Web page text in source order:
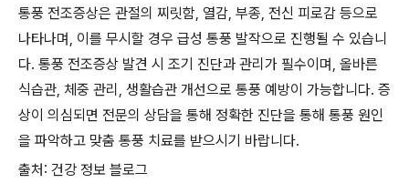
통풍 전조증상은 관절의 찌릿함, 열감, 부종, 전신 피로감 등으로
나타나며, 이를 무시할 경우 급성 통풍 발작으로 진행될 수 있습니
다. 통풍 전조증상 발견 시 조기 진단과 관리가 필수이며, 올바른
식습관, 체중 관리, 생활습관 개선으로 통풍 예방이 가능합니다. 증
상이 의심되면 전문의 상담을 통해 정확한 진단을 통해 통풍 원인
을 파악하고 맞춤 통풍 치료를 받으시기 바랍니다.
출처: 건강 정보 블로그